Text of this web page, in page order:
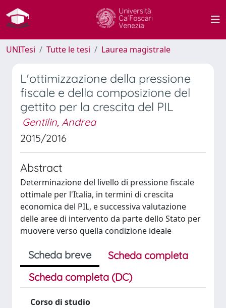
UNITesi Tutte le tesi Laurea magistrale
L'ottimizzazione della pressione
fiscale e della composizione del
gettito per la crescita del PIL
Gentilin, Andrea
2015/2016
Abstract
Determinazione del livello di pressione fiscale
ottimale per l'Italia, in termini di crescita
economica del PIL, e successiva valutazione
delle aree di intervento da parte dello Stato per
muovere verso quella condizione ideale
Scheda breve
Scheda completa
Scheda completa (DC)
Corso di studio